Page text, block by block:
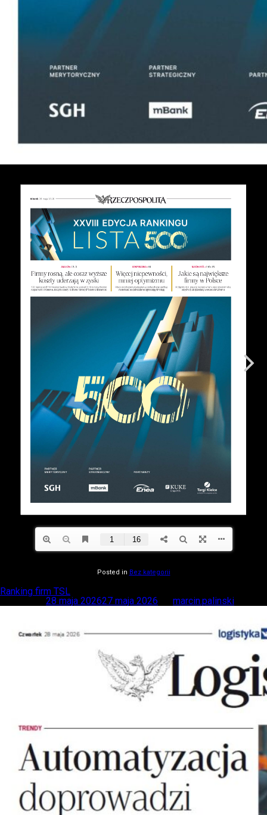
Posted in Bez kategorii
Ranking firm TSL
28 maja 202627 maja 2026 marcin.palinski